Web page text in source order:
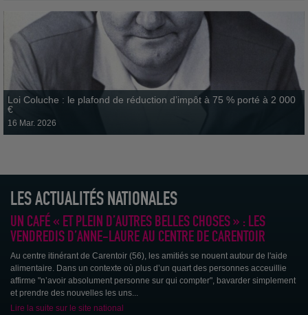
Face à l’isolement géographique et à la précarité en milieu rural,
l'Association Départementale a déployé son centre itinérant en...
Loi Coluche : le plafond de réduction d’impôt à 75 % porté à 2 000
€
16 Mar. 2026
LES ACTUALITÉS NATIONALES
UN CAFÉ « ET PLEIN D’AUTRES BELLES CHOSES » : LES
VENDREDIS D’ANNE-LAURE AU CENTRE DE CARENTOIR
Au centre itinérant de Carentoir (56), les amitiés se nouent autour de l'aide
alimentaire. Dans un contexte où plus d’un quart des personnes acceuillie
affirme "n’avoir absolument personne sur qui compter", bavarder simplement
et prendre des nouvelles les uns...
Lire la suite sur le site national